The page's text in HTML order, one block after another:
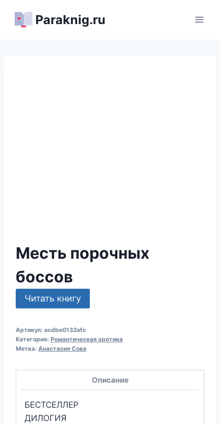
Paraknig.ru
Месть порочных
боссов
Читать книгу
Артикул: acdbe0132afc
Категория: Романтическая эротика
Метка: Анастасия Сова
Описание
БЕСТСЕЛЛЕР
ДИЛОГИЯ